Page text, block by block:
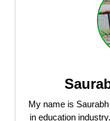
My name is
in education